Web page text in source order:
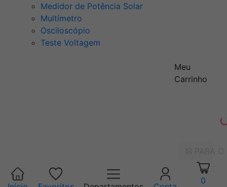
Medidor de Potência Solar
Multímetro
Osciloscópio
Teste Voltagem
Meu
Carrinho
0